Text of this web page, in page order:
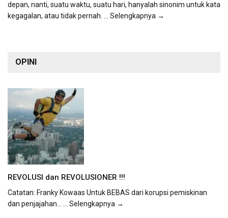
depan, nanti, suatu waktu, suatu hari, hanyalah sinonim untuk kata
kegagalan, atau tidak pernah. ... Selengkapnya →
OPINI
REVOLUSI dan REVOLUSIONER !!!
Catatan: Franky Kowaas Untuk BEBAS dari korupsi pemiskinan
dan penjajahan...
... Selengkapnya →